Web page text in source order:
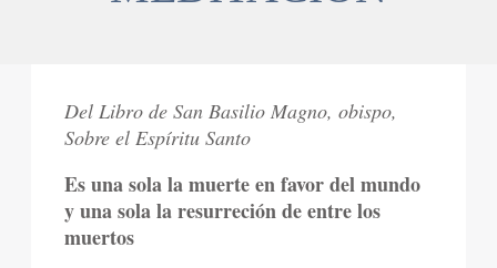
Del Libro de San Basilio Magno, obispo,
Sobre el Espíritu Santo
Es una sola la muerte en favor del mundo
y una sola la resurreción de entre los
muertos